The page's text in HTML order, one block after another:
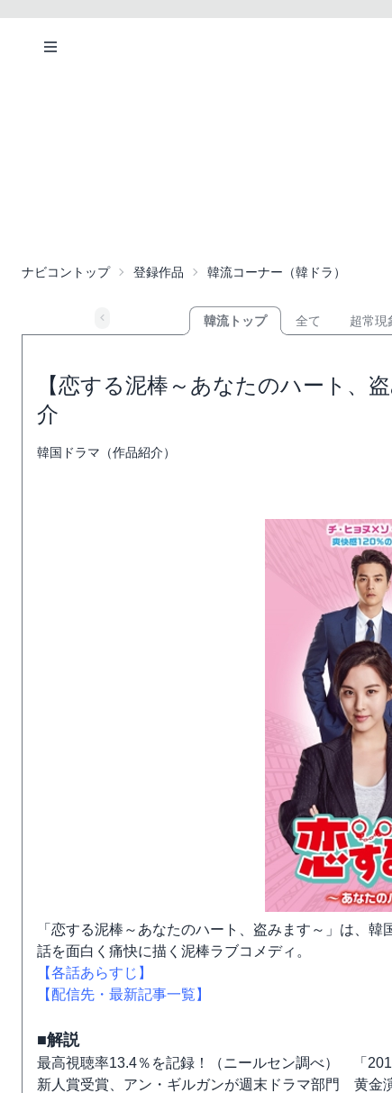
ナビコントップ 登録作品 韓流コーナー（韓ドラ）
韓流トップ 全て 超常現
【恋する泥棒～あなたのハート、
介
韓国ドラマ（作品紹介）
「恋する泥棒～あなたのハート、盗みます～」は、
話を面白く痛快に描く泥棒ラブコメディ。
【各話あらすじ】
【配信先・最新記事一覧】
■解説
最高視聴率13.4％を記録！（ニールセン調べ） 「
新人賞受賞、アン・ギルガンが週末ドラマ部門 黄金